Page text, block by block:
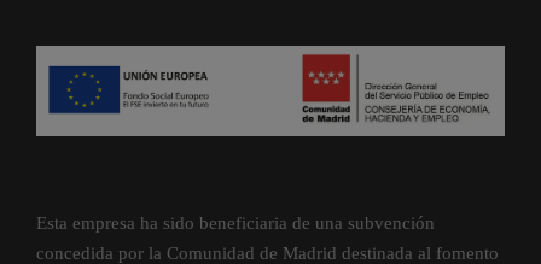
Esta empresa ha sido beneficiaria de una subvención
concedida por la Comunidad de Madrid destinada al fomento